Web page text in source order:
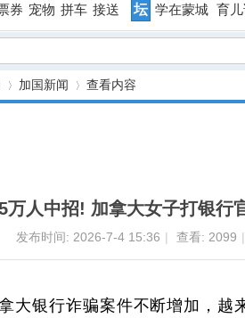
录
券 宠物 拼车 接送
坛 学在蒙城 育
加国新闻 查看内容
万人中招! 加拿大女子打银行
发布时间: 2026-7-4 15:36 | 查看: 2099 |
大银行诈骗案件不断增加，越